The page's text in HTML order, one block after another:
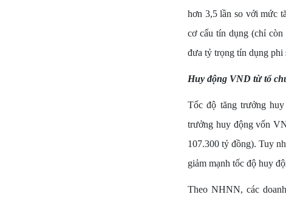
hơn 3,5 lần so với mức
cơ cấu tín dụng (chỉ
đưa tỷ trọng tín dụng phi
Huy động VND từ tổ
Tốc độ tăng trưởng
trưởng huy động vốn
107.300 tỷ đồng). Tuy
giảm mạnh tốc độ huy
Theo NHNN, các